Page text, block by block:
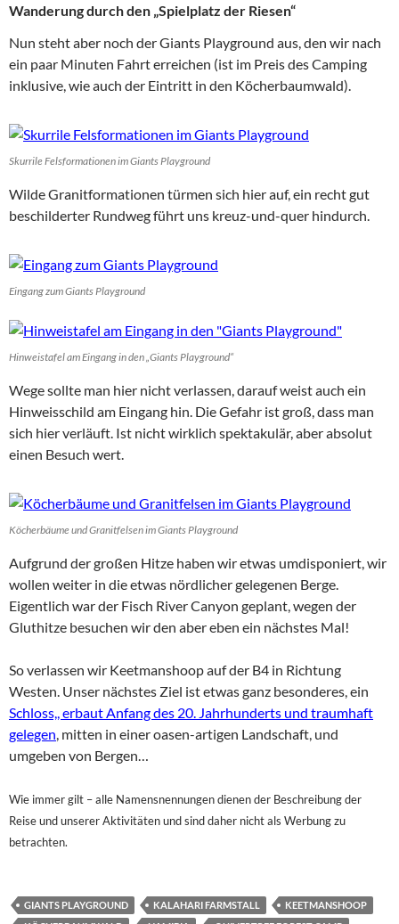
Wanderung durch den „Spielplatz der Riesen“
Nun steht aber noch der Giants Playground aus, den wir nach
ein paar Minuten Fahrt erreichen (ist im Preis des Camping
inklusive, wie auch der Eintritt in den Köcherbaumwald).
Skurrile Felsformationen im Giants Playground
Wilde Granitformationen türmen sich hier auf, ein recht gut
beschilderter Rundweg führt uns kreuz-und-quer hindurch.
Eingang zum Giants Playground
Hinweistafel am Eingang in den „Giants Playground“
Wege sollte man hier nicht verlassen, darauf weist auch ein
Hinweisschild am Eingang hin. Die Gefahr ist groß, dass man
sich hier verläuft. Ist nicht wirklich spektakulär, aber absolut
einen Besuch wert.
Köcherbäume und Granitfelsen im Giants Playground
Aufgrund der großen Hitze haben wir etwas umdisponiert, wir
wollen weiter in die etwas nördlicher gelegenen Berge.
Eigentlich war der Fisch River Canyon geplant, wegen der
Gluthitze besuchen wir den aber eben ein nächstes Mal!
So verlassen wir Keetmanshoop auf der B4 in Richtung
Westen. Unser nächstes Ziel ist etwas ganz besonderes, ein
Schloss,, erbaut Anfang des 20. Jahrhunderts und traumhaft
gelegen, mitten in einer oasen-artigen Landschaft, und
umgeben von Bergen…
Wie immer gilt – alle Namensnennungen dienen der Beschreibung der
Reise und unserer Aktivitäten und sind daher nicht als Werbung zu
betrachten.
GIANTS PLAYGROUND KALAHARI FARMSTALL
KEETMANSHOOP